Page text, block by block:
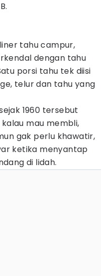
tahu campur,
dengan tahu
porsi tahu tek diisi
telur dan tahu yang
1960 tersebut
mau membli,
gak perlu khawatir,
ketika menyantap
di lidah.